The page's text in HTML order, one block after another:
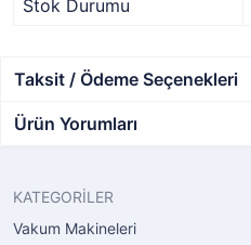
Stok Durumu
Taksit / Ödeme Seçenekleri
Ürün Yorumları
KATEGORİLER
Vakum Makineleri